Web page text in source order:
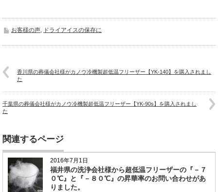
お客様の声, ドライアイスの保存に
香川県の葬儀会社様がカノウ冷機製超低温フリーザー【YK-140】を購入されまし
た
千葉県の葬儀会社様がカノウ冷機製超低温フリーザー【YK-90s】を購入されまし
た
関連するページ
2016年7月1日
福井県の洗浄会社様から超低温フリーザーの『－７
０℃』と『－８０℃』の昇華率のお問い合わせがあ
りました。